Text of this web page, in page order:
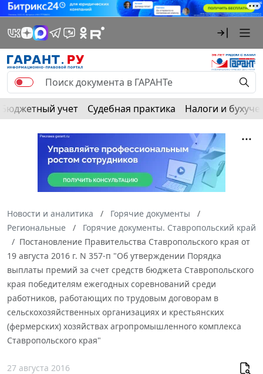
Бюджетный учет Судебная практика Налоги и
Новости и аналитика
Горячие документы
Региональные
Горячие документы. Ставропольский край
Постановление Правительства Ставропольского края от
19 августа 2016 г. N 357-п "Об утверждении Порядка
выплаты премий за счет средств бюджета Ставропольского
края победителям ежегодных соревнований среди
работников, работающих по трудовым договорам в
сельскохозяйственных организациях и крестьянских
(фермерских) хозяйствах агропромышленного комплекса
Ставропольского края"
27 августа 2016